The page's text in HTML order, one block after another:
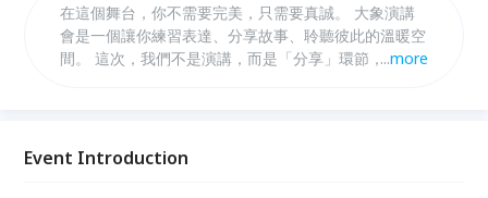
在這個舞台，你不需要完美，只需要真誠。 大象演講
會是一個讓你練習表達、分享故事、聆聽彼此的溫暖空
間。 這次，我們不是演講，而是「分享」環節，讓聲
獨白，而是對話。
...more
Event Introduction